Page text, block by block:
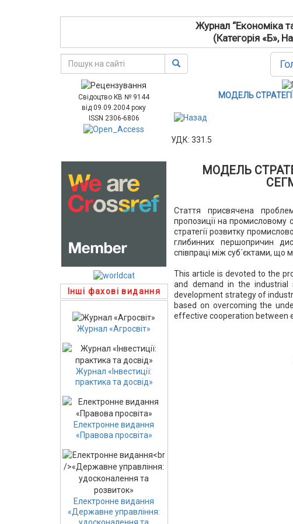
Журнал “Економіка
(Категорія «Б»,
Свідоцтво КВ № 9144
від 09.09.2004 року
ISSN 2306-6806
Інші фахові видання
Журнал «Агросвіт»
Журнал «Інвестиції:
практика та досвід»
Електронне видання
«Правова просвіта»
Електронне видання
«Державне управління:
МОДЕЛЬ
УДК: 331.5
МОДЕЛЬ
Стаття присвячена
пропозиції на промисловому
стратегії розвитку
глибинних першопричин
співпраці між суб´єктами, що
This article is devoted to the
and demand in the
development strategy of
based on overcoming the
effective cooperation between